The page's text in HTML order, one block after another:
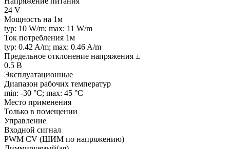
24 V
Мощность на 1м
typ: 10 W/m; max: 11 W/m
Ток потребления 1м
typ: 0.42 A/m; max: 0.46 A/m
Предельное отклонение напряжения ±
0.5 В
Эксплуатационные
Диапазон рабочих температур
min: -30 °C; max: 45 °C
Место применения
Только в помещении
Управление
Входной сигнал
PWM СV (ШИМ по напряжению)